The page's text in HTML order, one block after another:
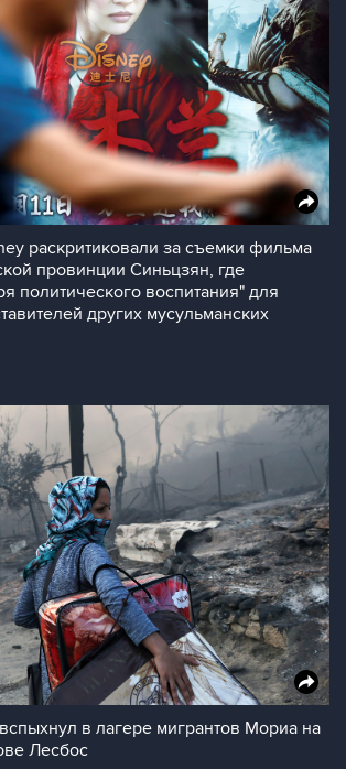
раскритиковали за съемки фильма
провинции Синьцзян, где
политического воспитания" для
других мусульманских
в лагере мигрантов Мориа на
Лесбос